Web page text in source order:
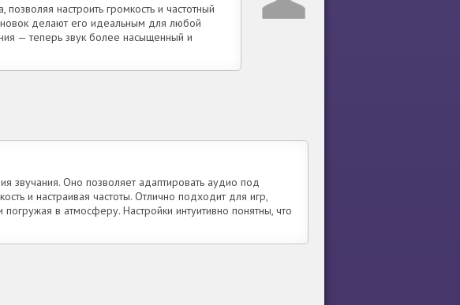
настроить громкость и частотный
делают его идеальным для любой
— теперь звук более насыщенный и
звучания. Оно позволяет адаптировать аудио под
и настраивая частоты. Отлично подходит для игр,
в атмосферу. Настройки интуитивно понятны, что